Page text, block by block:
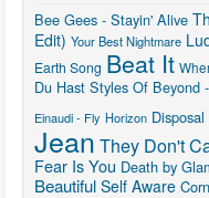
Bee Gees - Stayin' Alive
Edit) Your Best Nightmare
Earth Song Beat It
Du Hast Styles Of Beyond
Einaudi - Fly Horizon
Jean They Don't
Fear Is You Death by
Beautiful Self Aware